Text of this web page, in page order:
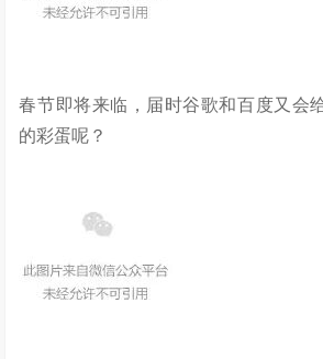
春节即将来临，届时谷歌和百度又会
的彩蛋呢？